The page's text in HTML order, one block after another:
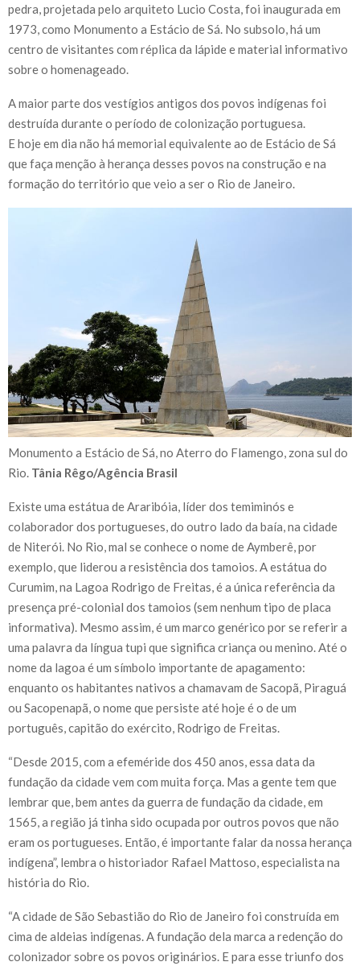
pedra, projetada pelo arquiteto Lucio Costa, foi inaugurada em
1973, como Monumento a Estácio de Sá. No subsolo, há um
centro de visitantes com réplica da lápide e material informativo
sobre o homenageado.
A maior parte dos vestígios antigos dos povos indígenas foi
destruída durante o período de colonização portuguesa.
E hoje em dia não há memorial equivalente ao de Estácio de Sá
que faça menção à herança desses povos na construção e na
formação do território que veio a ser o Rio de Janeiro.
Monumento a Estácio de Sá, no Aterro do Flamengo, zona sul do
Rio. Tânia Rêgo/Agência Brasil
Existe uma estátua de Araribóia, líder dos temiminós e
colaborador dos portugueses, do outro lado da baía, na cidade
de Niterói. No Rio, mal se conhece o nome de Aymberê, por
exemplo, que liderou a resistência dos tamoios. A estátua do
Curumim, na Lagoa Rodrigo de Freitas, é a única referência da
presença pré-colonial dos tamoios (sem nenhum tipo de placa
informativa). Mesmo assim, é um marco genérico por se referir a
uma palavra da língua tupi que significa criança ou menino. Até o
nome da lagoa é um símbolo importante de apagamento:
enquanto os habitantes nativos a chamavam de Sacopã, Piraguá
ou Sacopenapã, o nome que persiste até hoje é o de um
português, capitão do exército, Rodrigo de Freitas.
“Desde 2015, com a efeméride dos 450 anos, essa data da
fundação da cidade vem com muita força. Mas a gente tem que
lembrar que, bem antes da guerra de fundação da cidade, em
1565, a região já tinha sido ocupada por outros povos que não
eram os portugueses. Então, é importante falar da nossa herança
indígena”, lembra o historiador Rafael Mattoso, especialista na
história do Rio.
“A cidade de São Sebastião do Rio de Janeiro foi construída em
cima de aldeias indígenas. A fundação dela marca a redenção do
colonizador sobre os povos originários. E para esse triunfo dos